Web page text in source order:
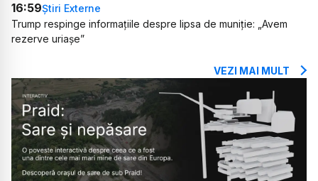
16:59Știri Externe
Trump respinge informațiile despre lipsa de muniție: „Avem
rezerve uriașe”
VEZI MAI MULT